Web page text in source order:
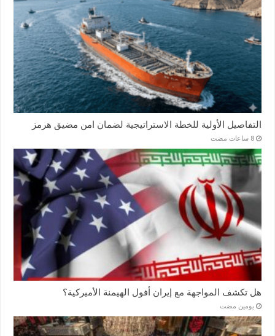
التفاصيل الأولية للخطة الاستراتيجية لضمان امن مضيق هرمز
‏8 ساعات مضت
هل تكشف المواجهة مع إيران أفول الهيمنة الأميركية؟
‏يومين مضت